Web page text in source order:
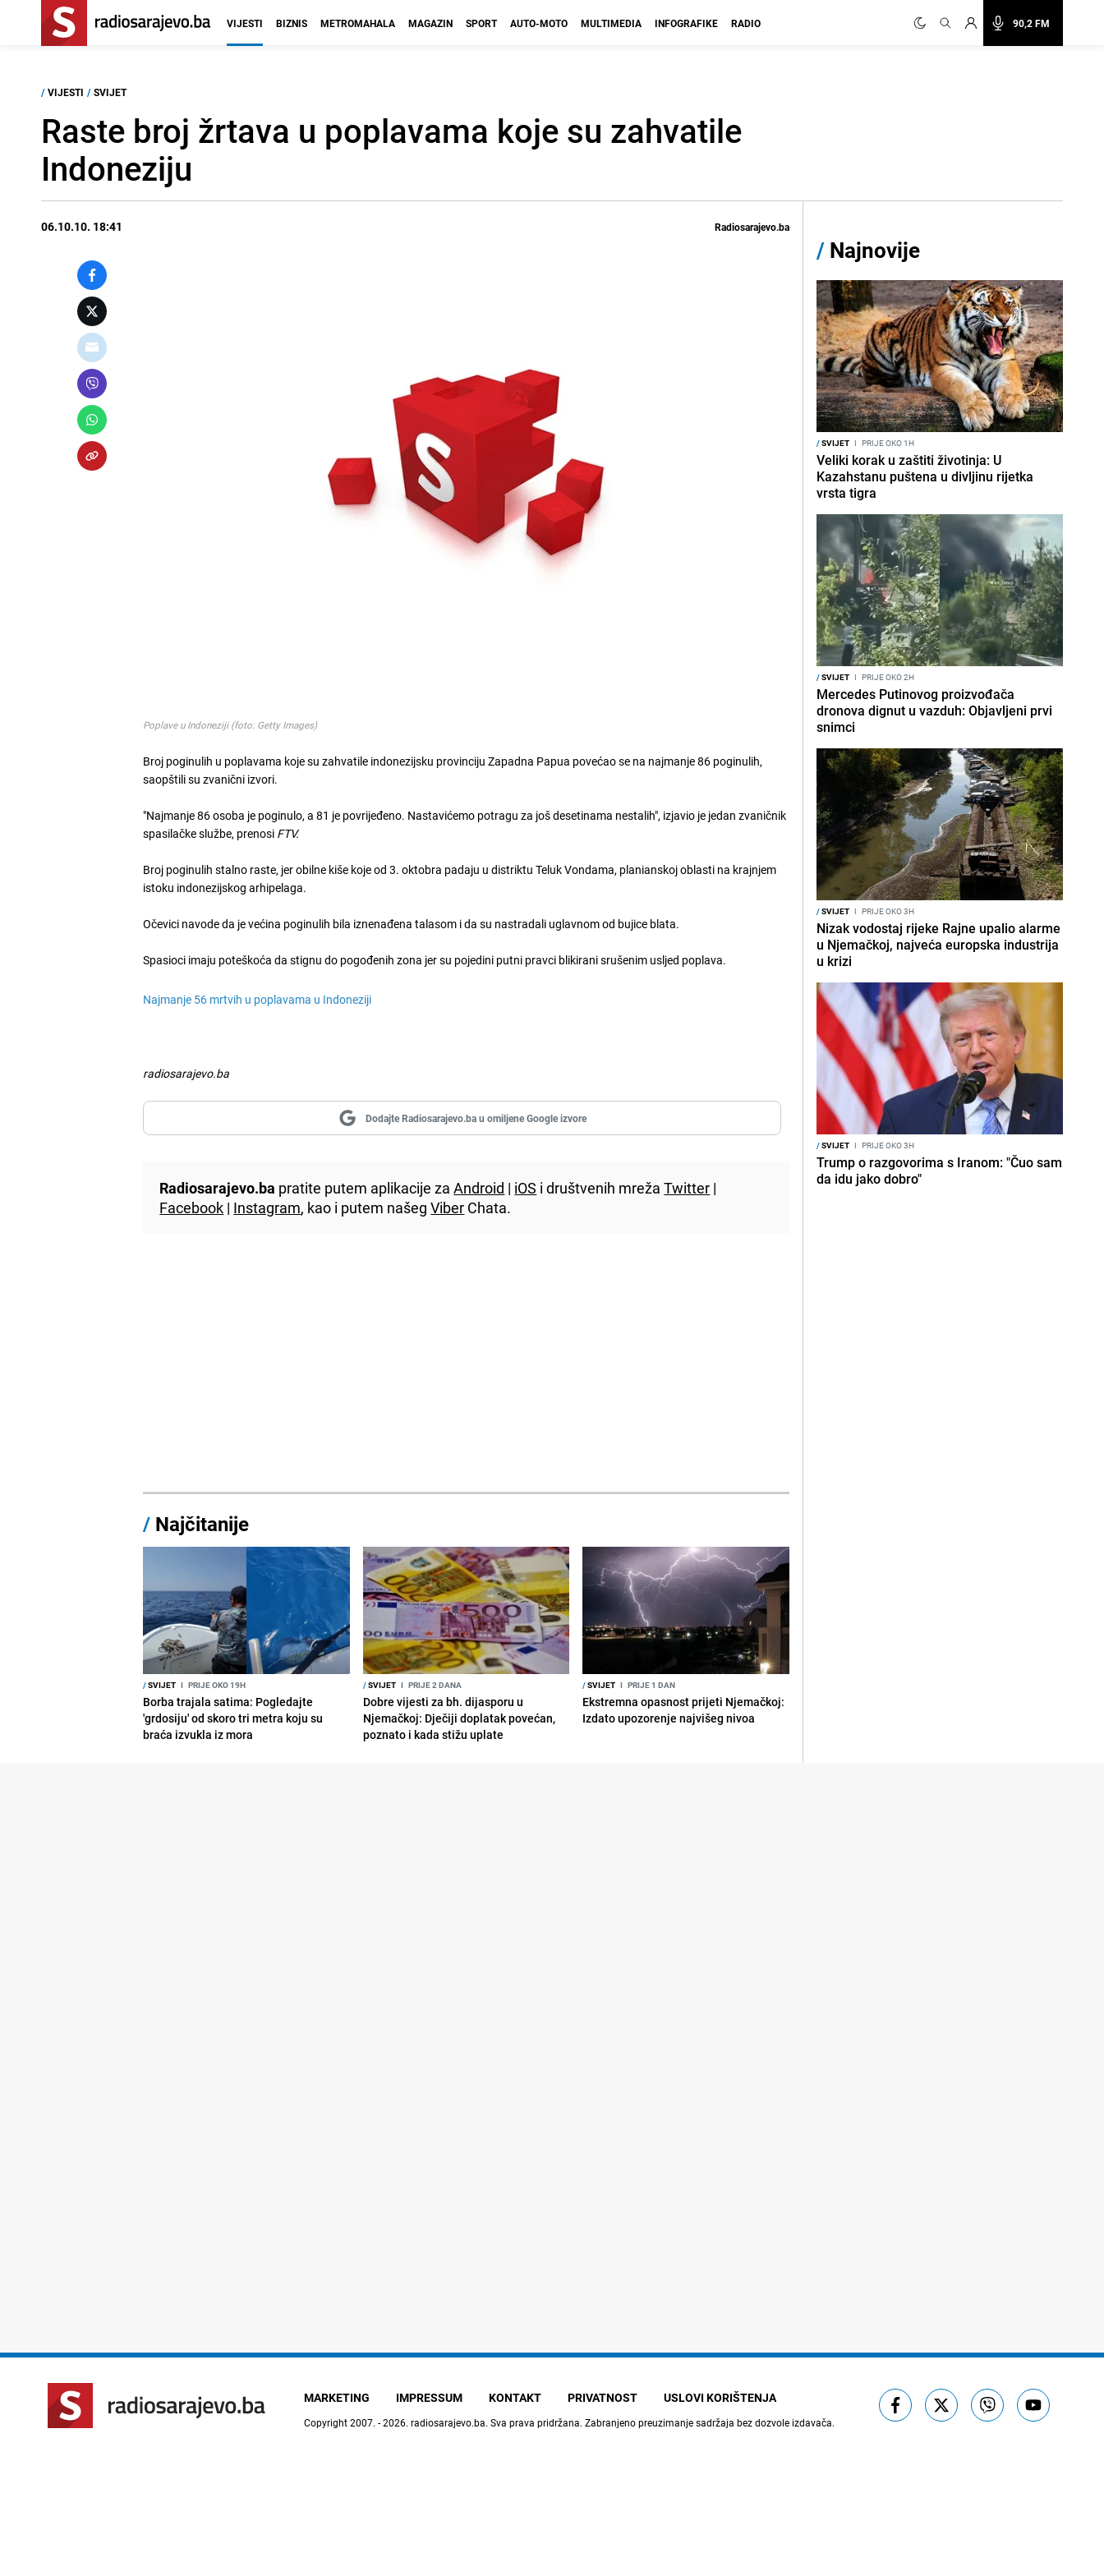
90,2 FM
VIJESTI BIZNIS METROMAHALA MAGAZIN SPORT AUTO-MOTO MULTIMEDIA INFOGRAFIKE RADIO
/ VIJESTI / SVIJET
Raste broj žrtava u poplavama koje su zahvatile
Indoneziju
06.10.10. 18:41 Radiosarajevo.ba
Poplave u Indoneziji (foto: Getty Images)
Broj poginulih u poplavama koje su zahvatile indonezijsku provinciju Zapadna Papua povećao se na najmanje 86 poginulih,
saopštili su zvanični izvori.
"Najmanje 86 osoba je poginulo, a 81 je povrijeđeno. Nastavićemo potragu za još desetinama nestalih", izjavio je jedan zvaničnik
spasilačke službe, prenosi FTV.
Broj poginulih stalno raste, jer obilne kiše koje od 3. oktobra padaju u distriktu Teluk Vondama, planianskoj oblasti na krajnjem
istoku indonezijskog arhipelaga.
Očevici navode da je većina poginulih bila iznenađena talasom i da su nastradali uglavnom od bujice blata.
Spasioci imaju poteškoća da stignu do pogođenih zona jer su pojedini putni pravci blikirani srušenim usljed poplava.
Najmanje 56 mrtvih u poplavama u Indoneziji
radiosarajevo.ba
Dodajte Radiosarajevo.ba u omiljene Google izvore
Radiosarajevo.ba pratite putem aplikacije zaAndroid | iOS i društvenih mrežaTwitter |
Facebook | Instagram, kao i putem našegViber Chata.
/ Najčitanije
/SVIJET I PRIJE OKO 19H
Borba trajala satima: Pogledajte
'grdosiju' od skoro tri metra koju su
braća izvukla iz mora
/SVIJET I PRIJE 2 DANA
Dobre vijesti za bh. dijasporu u
Njemačkoj: Dječiji doplatak povećan,
poznato i kada stižu uplate
/SVIJET I PRIJE 1 DAN
Ekstremna opasnost prijeti Njemačkoj:
Izdato upozorenje najvišeg nivoa
/ Najnovije
/SVIJET I PRIJE OKO 1H
Veliki korak u zaštiti životinja: U
Kazahstanu puštena u divljinu rijetka
vrsta tigra
/SVIJET I PRIJE OKO 2H
Mercedes Putinovog proizvođača
dronova dignut u vazduh: Objavljeni prvi
snimci
/SVIJET I PRIJE OKO 3H
Nizak vodostaj rijeke Rajne upalio alarme
u Njemačkoj, najveća europska industrija
u krizi
/SVIJET I PRIJE OKO 3H
Trump o razgovorima s Iranom: "Čuo sam
da idu jako dobro"
MARKETING IMPRESSUM KONTAKT PRIVATNOST USLOVI KORIŠTENJA
Copyright 2007. - 2026. radiosarajevo.ba. Sva prava pridržana. Zabranjeno preuzimanje sadržaja bez dozvole izdavača.